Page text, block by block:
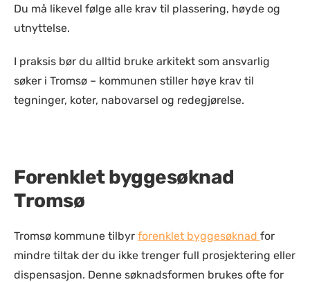
Du må likevel følge alle krav til plassering, høyde og
utnyttelse.
I praksis bør du alltid bruke arkitekt som ansvarlig
søker i Tromsø – kommunen stiller høye krav til
tegninger, koter, nabovarsel og redegjørelse.
Forenklet byggesøknad
Tromsø
Tromsø kommune tilbyr forenklet byggesøknad for
mindre tiltak der du ikke trenger full prosjektering eller
dispensasjon. Denne søknadsformen brukes ofte for